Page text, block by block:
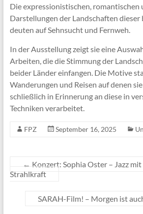
Die expressionistischen, romantischen
Darstellungen der Landschaften dieser
deuten auf Sehnsucht und Fernweh.
In der Ausstellung zeigt sie eine
Arbeiten, die die Stimmung der
beider Länder einfangen. Die Motive
Wanderungen und Reisen auf denen
schließlich in Erinnerung an diese in
Techniken verarbeitet.
FPZ September 16, 2025
← Konzert: Sophia Oster – Jazz mit
Strahlkraft
SARAH-Film! – Morgen ist